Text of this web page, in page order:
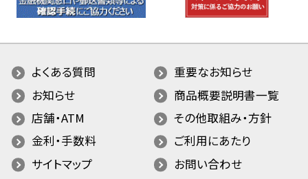
よくある質問
重要なお知らせ
お知らせ
商品概要説明書一覧
店舗・ATM
その他取組み・方針
金利・手数料
ご利用にあたり
サイトマップ
お問い合わせ